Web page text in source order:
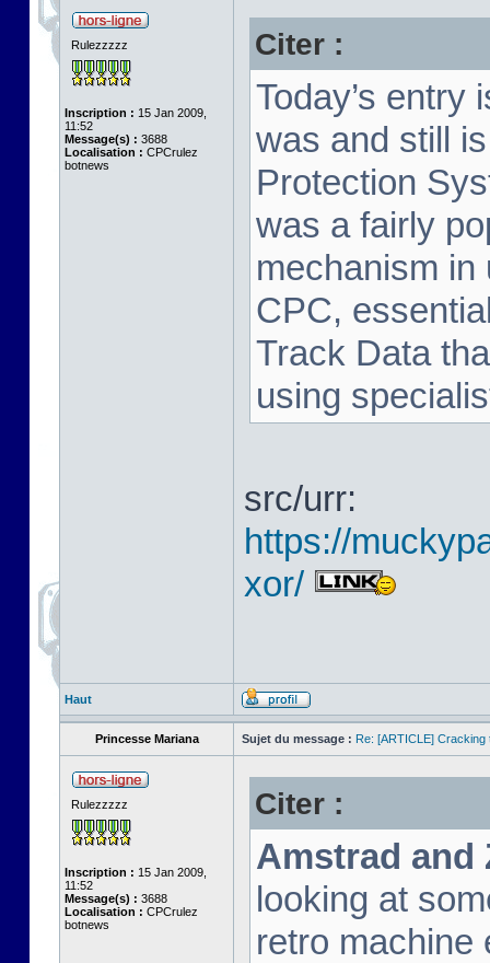
Rulezzzzz
Inscription : 15 Jan 2009,
11:52
Message(s) : 3688
Localisation : CPCrulez
botnews
Citer :
Today’s entry
was and still
Protection
was a fairly
mechanism in
CPC,
Track Data
using
src/urr:
https://
xor/
Haut
Princesse Mariana Sujet du message : Re: [ARTICLE] Cracking
Rulezzzzz
Inscription : 15 Jan 2009,
11:52
Message(s) : 3688
Localisation : CPCrulez
botnews
Citer :
Amstrad and
looking at
retro machine